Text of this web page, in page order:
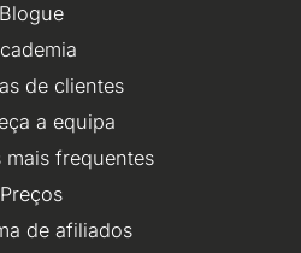
Blogue
de clientes
a equipa
mais frequentes
Preços
de afiliados